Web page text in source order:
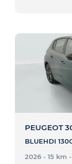
PEUGEOT
2026 - 15 km